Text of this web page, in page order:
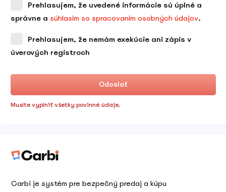
Prehlasujem, že uvedené informácie sú úplné a
správne a súhlasím so spracovaním osobných údajov.
Prehlasujem, že nemám exekúcie ani zápis v
úverových registroch
Odoslať
Musíte vyplniť všetky povinné údaje.
Carbi je systém pre bezpečný predaj a kúpu